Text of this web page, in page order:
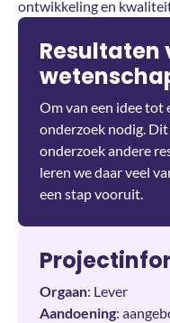
ontwikkeling en
Resultaten
Om van een idee tot
onderzoek nodig.
onderzoek andere
leren we daar veel
een stap vooruit.
Orgaan: Lever
Aandoening: